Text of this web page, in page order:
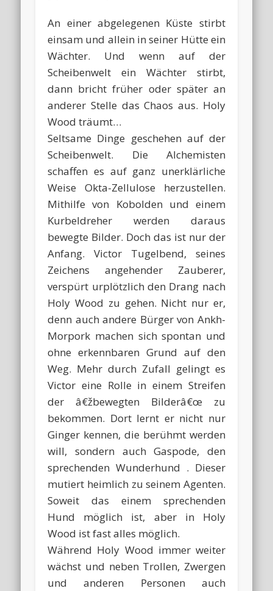
An einer abgelegenen Küste stirbt
einsam und allein in seiner Hütte ein
Wächter. Und wenn auf der
Scheibenwelt ein Wächter stirbt,
dann bricht früher oder später an
anderer Stelle das Chaos aus. Holy
Wood träumt…
Seltsame Dinge geschehen auf der
Scheibenwelt. Die Alchemisten
schaffen es auf ganz unerklärliche
Weise Okta-Zellulose herzustellen.
Mithilfe von Kobolden und einem
Kurbeldreher werden daraus
bewegte Bilder. Doch das ist nur der
Anfang. Victor Tugelbend, seines
Zeichens angehender Zauberer,
verspürt urplötzlich den Drang nach
Holy Wood zu gehen. Nicht nur er,
denn auch andere Bürger von Ankh-
Morpork machen sich spontan und
ohne erkennbaren Grund auf den
Weg. Mehr durch Zufall gelingt es
Victor eine Rolle in einem Streifen
der â€žbewegten Bilderâ€œ zu
bekommen. Dort lernt er nicht nur
Ginger kennen, die berühmt werden
will, sondern auch Gaspode, den
sprechenden Wunderhund . Dieser
mutiert heimlich zu seinem Agenten.
Soweit das einem sprechenden
Hund möglich ist, aber in Holy
Wood ist fast alles möglich.
Während Holy Wood immer weiter
wächst und neben Trollen, Zwergen
und anderen Personen auch